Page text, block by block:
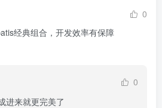
0
经典组合，开发效率有保障
0
进来就更完美了